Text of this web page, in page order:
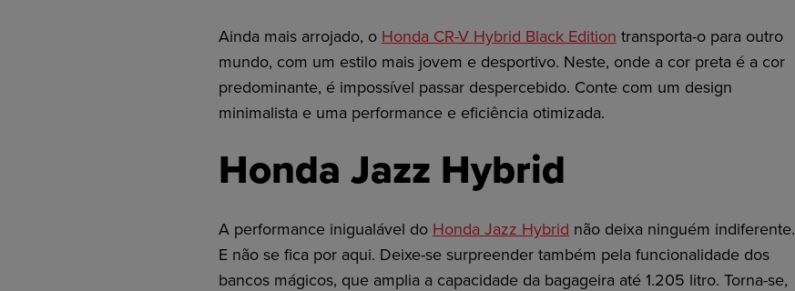
Ainda mais arrojado, o Honda CR-V Hybrid Black Edition transporta-o para outro
mundo, com um estilo mais jovem e desportivo. Neste, onde a cor preta é a cor
predominante, é impossível passar despercebido. Conte com um design
minimalista e uma performance e eficiência otimizada.
Honda Jazz Hybrid
A performance inigualável do Honda Jazz Hybrid não deixa ninguém indiferente.
E não se fica por aqui. Deixe-se surpreender também pela funcionalidade dos
bancos mágicos, que amplia a capacidade da bagageira até 1.205 litro. Torna-se,